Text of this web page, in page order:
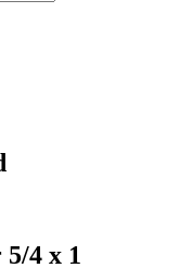
4 x 1